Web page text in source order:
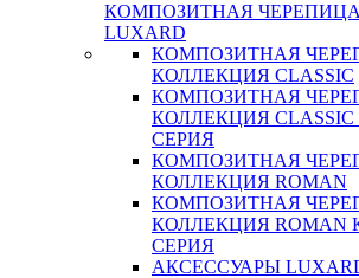
КОМПОЗИТНАЯ
LUXARD
КОМПОЗИТНАЯ
КОЛЛЕКЦИЯ CLASSIC
КОМПОЗИТНАЯ
КОЛЛЕКЦИЯ
СЕРИЯ
КОМПОЗИТНАЯ
КОЛЛЕКЦИЯ ROMAN
КОМПОЗИТНАЯ
КОЛЛЕКЦИЯ
СЕРИЯ
АКСЕССУАРЫ